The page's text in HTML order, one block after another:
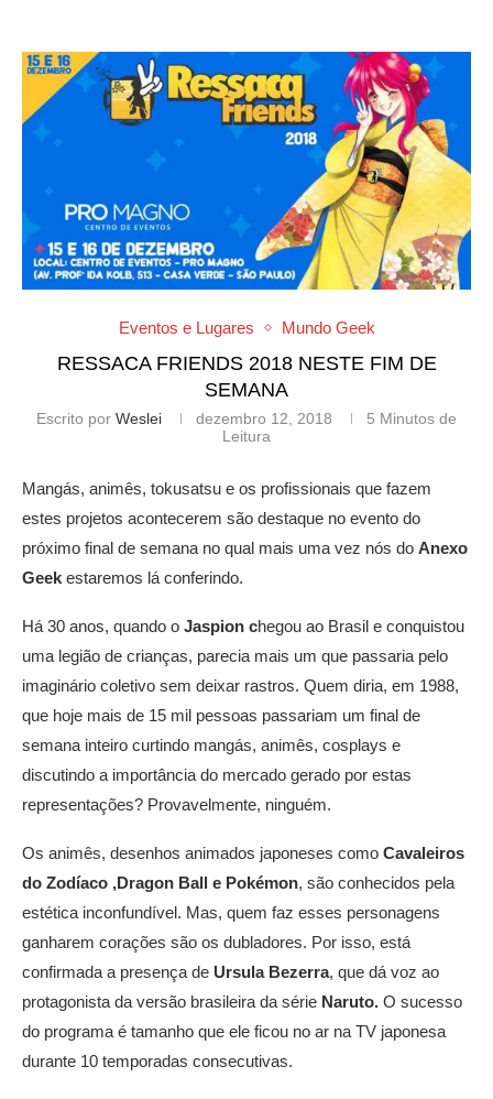
Eventos e Lugares Mundo Geek
RESSACA FRIENDS 2018 NESTE FIM DE
SEMANA
Escrito por Weslei dezembro 12, 2018
5 Minutos de
Leitura
Mangás, animês, tokusatsu e os profissionais que fazem
estes projetos acontecerem são destaque no evento do
próximo final de semana no qual mais uma vez nós do Anexo
Geek estaremos lá conferindo.
Há 30 anos, quando o Jaspion chegou ao Brasil e conquistou
uma legião de crianças, parecia mais um que passaria pelo
imaginário coletivo sem deixar rastros. Quem diria, em 1988,
que hoje mais de 15 mil pessoas passariam um final de
semana inteiro curtindo mangás, animês, cosplays e
discutindo a importância do mercado gerado por estas
representações? Provavelmente, ninguém.
Os animês, desenhos animados japoneses como Cavaleiros
do Zodíaco ,Dragon Ball e Pokémon, são conhecidos pela
estética inconfundível. Mas, quem faz esses personagens
ganharem corações são os dubladores. Por isso, está
confirmada a presença de Ursula Bezerra, que dá voz ao
protagonista da versão brasileira da série Naruto. O sucesso
do programa é tamanho que ele ficou no ar na TV japonesa
durante 10 temporadas consecutivas.